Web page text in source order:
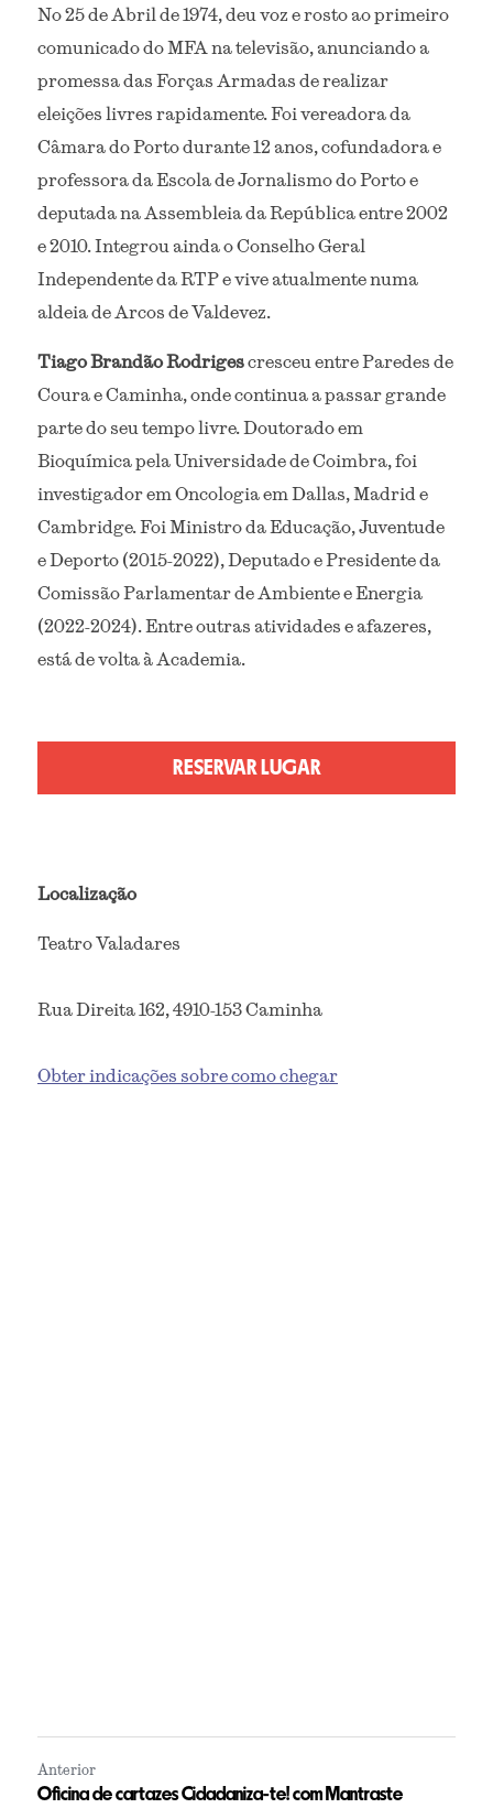
No 25 de Abril de 1974, deu voz e rosto ao primeiro
comunicado do MFA na televisão, anunciando a
promessa das Forças Armadas de realizar
eleições livres rapidamente. Foi vereadora da
Câmara do Porto durante 12 anos, cofundadora e
professora da Escola de Jornalismo do Porto e
deputada na Assembleia da República entre 2002
e 2010. Integrou ainda o Conselho Geral
Independente da RTP e vive atualmente numa
aldeia de Arcos de Valdevez.
Tiago Brandão Rodriges cresceu entre Paredes de
Coura e Caminha, onde continua a passar grande
parte do seu tempo livre. Doutorado em
Bioquímica pela Universidade de Coimbra, foi
investigador em Oncologia em Dallas, Madrid e
Cambridge. Foi Ministro da Educação, Juventude
e Deporto (2015-2022), Deputado e Presidente da
Comissão Parlamentar de Ambiente e Energia
(2022-2024). Entre outras atividades e afazeres,
está de volta à Academia.
RESERVAR LUGAR
Localização
Teatro Valadares
Rua Direita 162, 4910-153 Caminha
Obter indicações sobre como chegar
Anterior
Oficina de cartazes Cidadaniza-te! com Mantraste